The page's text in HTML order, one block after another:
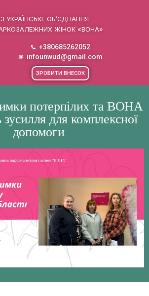
ОБ’ЄДНАННЯ
ЖІНОК «ВОНА»
+380685262052
infounwud@gmail.com
ЗРОБИТИ ВНЕСОК
потерпілих та ВОНА
зусилля для комплексної
допомоги